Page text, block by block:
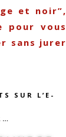
et noir”,
pour vous
sans jurer
SUR L’E-